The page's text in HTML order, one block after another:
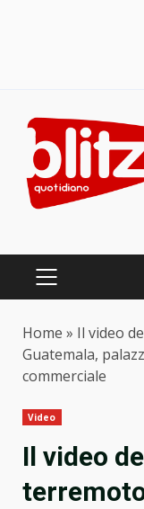
content
PRIMARY
Home » Il video
Guatemala,
commerciale
Video
Il video